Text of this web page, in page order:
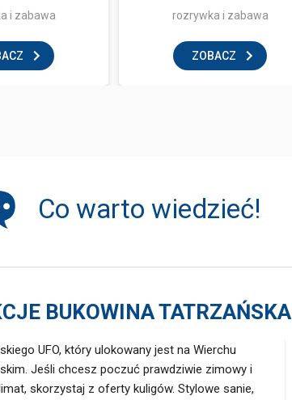
i zabawa rozrywka i zabawa
ZOBACZ
Co warto wiedzieć!
BUKOWINA TATRZAŃSKA
UFO, który ulokowany jest na Wierchu
Jeśli chcesz poczuć prawdziwie zimowy i
skorzystaj z oferty kuligów. Stylowe sanie,